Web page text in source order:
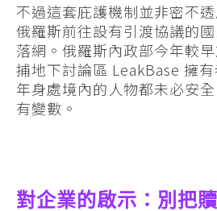
不過這套庇護機制並非密不
俄羅斯前往設有引渡協議的
落網。俄羅斯內政部今年較
捕地下討論區 LeakBase 擁
年身處境內的人物都未必安
有變數。
對企業的啟示：別把